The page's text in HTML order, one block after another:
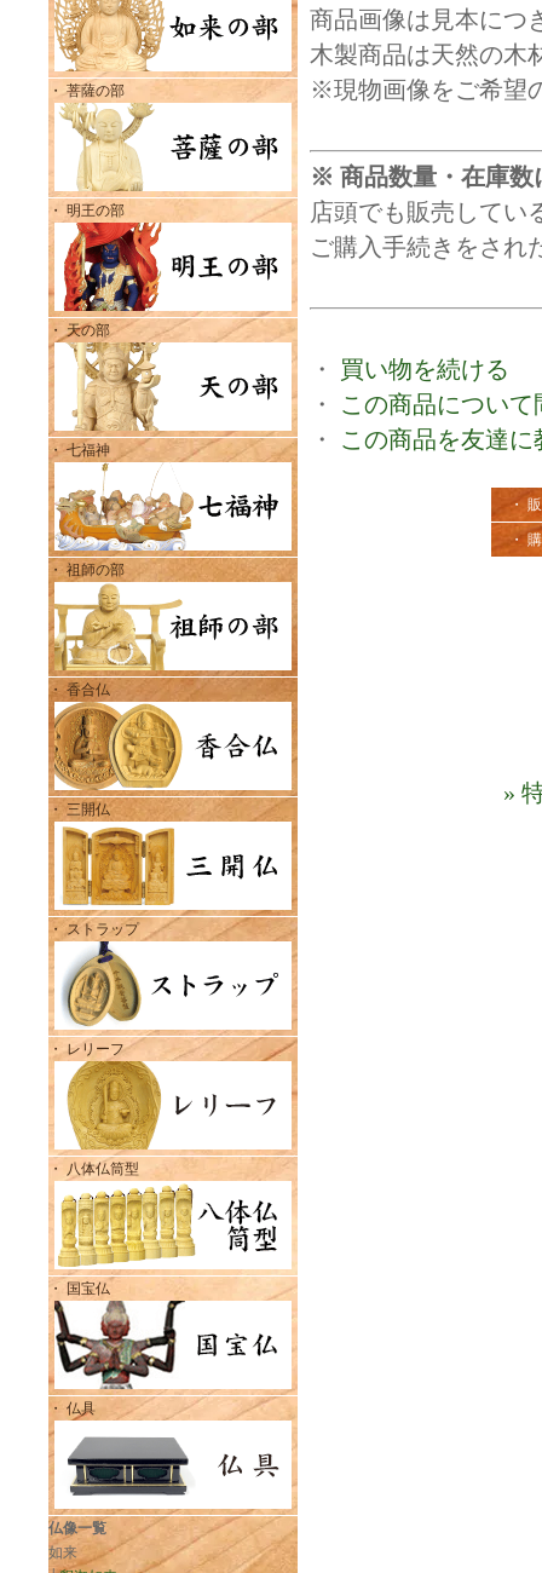
・ 菩薩の部
・ 明王の部
・ 天の部
・ 七福神
・ 祖師の部
・ 香合仏
・ 三開仏
・ ストラップ
・ レリーフ
・ 八体仏筒型
・ 国宝仏
・ 仏具
仏像一覧
如来
商品画像は見本につ
木製商品は天然の木
※現物画像をご希望
※ 商品数量・在庫
店頭でも販売してい
ご購入手続きをされ
・ 買い物を続ける
・ この商品につい
・ この商品を友達に
・
・
»